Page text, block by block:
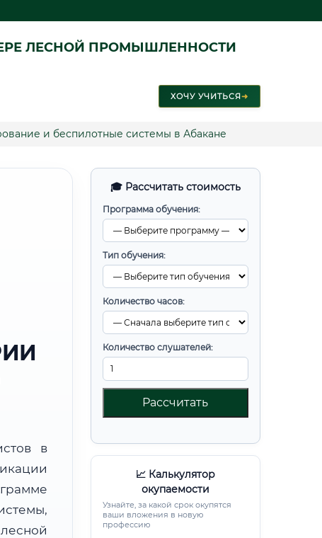
ЛЕСНОЙ ПРОМЫШЛЕННОСТИ
ХОЧУ УЧИТЬСЯ➜
и беспилотные системы в Абакане
🎓 Рассчитать стоимость
Программа обучения:
Тип обучения:
Количество часов:
Количество слушателей:
Рассчитать
📈 Калькулятор
окупаемости
Узнайте, за какой срок окупятся
ваши вложения в новую
профессию
в